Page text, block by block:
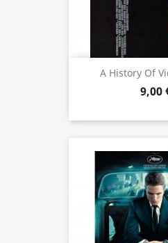
A History Of
9,00